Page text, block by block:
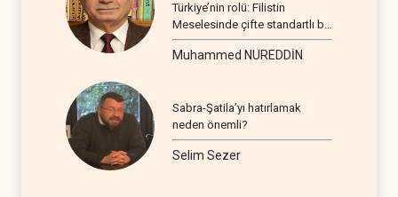
Türkiye’nin rolü: Filistin
Meselesinde çifte standartlı bir
seyir
Muhammed NUREDDİN
Sabra-Şatila’yı hatırlamak
neden önemli?
Selim Sezer